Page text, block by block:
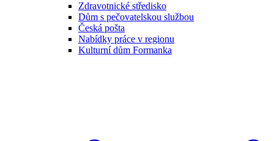
Zdravotnické středisko
Dům s pečovatelskou službou
Česká pošta
Nabídky práce v regionu
Kulturní dům Formanka